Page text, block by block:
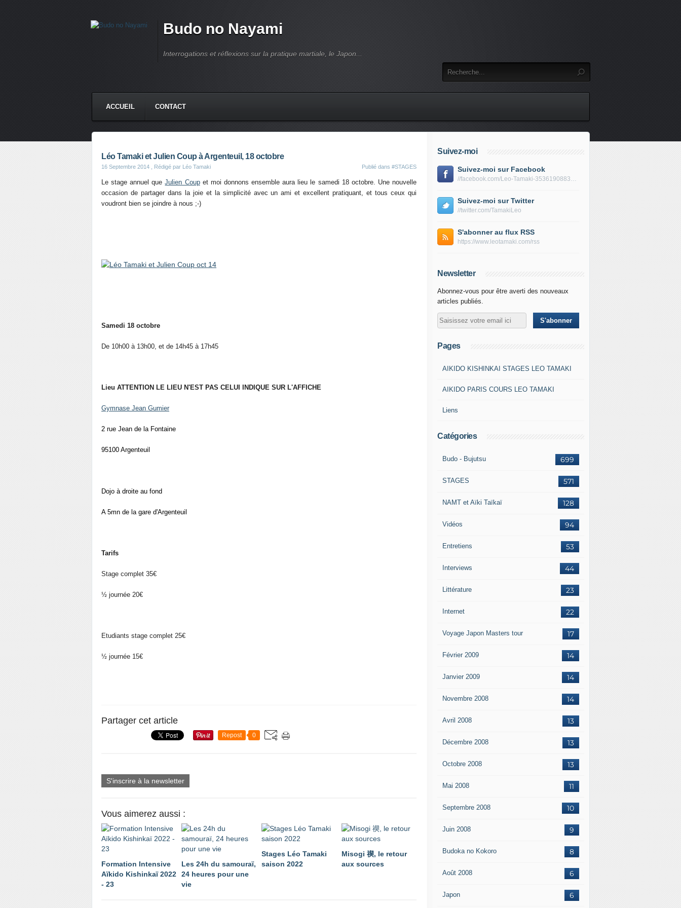
Budo no Nayami
Interrogations et réflexions sur la pratique martiale, le Japon...
ACCUEIL CONTACT
Léo Tamaki et Julien Coup à Argenteuil, 18 octobre
16 Septembre 2014 , Rédigé par Léo Tamaki Publié dans #STAGES
Le stage annuel queJulien Coupet moi donnons ensemble aura lieu le samedi 18 octobre. Une nouvelle
occasion de partager dans la joie et la simplicité avec un ami et excellent pratiquant, et tous ceux qui
voudront bien se joindre à nous ;-)
Samedi 18 octobre
De 10h00 à 13h00, et de 14h45 à 17h45
Lieu ATTENTION LE LIEU N'EST PAS CELUI INDIQUE SUR L'AFFICHE
Gymnase Jean Gumier
2 rue Jean de la Fontaine
95100 Argenteuil
Dojo à droite au fond
A 5mn de la gare d'Argenteuil
Tarifs
Stage complet 35€
½ journée 20€
Etudiants stage complet 25€
½ journée 15€
Partager cet article
Repost 0
S'inscrire à la newsletter
Vous aimerez aussi :
Formation Intensive
Aïkido Kishinkaï 2022
- 23
Les 24h du samouraï,
24 heures pour une
vie
Stages Léo Tamaki
saison 2022
Misogi 禊, le retour
aux sources
Suivez-moi
Suivez-moi sur Facebook
//facebook.com/Leo-Tamaki-353619088319688/
Suivez-moi sur Twitter
//twitter.com/TamakiLeo
S'abonner au flux RSS
https://www.leotamaki.com/rss
Newsletter
Abonnez-vous pour être averti des nouveaux
articles publiés.
Pages
AIKIDO KISHINKAI STAGES LEO TAMAKI
AIKIDO PARIS COURS LEO TAMAKI
Liens
Catégories
699
Budo - Bujutsu
571
STAGES
128
NAMT et Aïki Taïkaï
94
Vidéos
53
Entretiens
44
Interviews
23
Littérature
22
Internet
17
Voyage Japon Masters tour
14
Février 2009
14
Janvier 2009
14
Novembre 2008
13
Avril 2008
13
Décembre 2008
13
Octobre 2008
11
Mai 2008
10
Septembre 2008
9
Juin 2008
8
Budoka no Kokoro
6
Août 2008
6
Japon